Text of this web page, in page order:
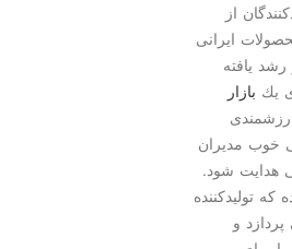
از
ایرانی
یافته
یك بازار
خوب مدیران
هدایت شود.
تولیدكننده
و